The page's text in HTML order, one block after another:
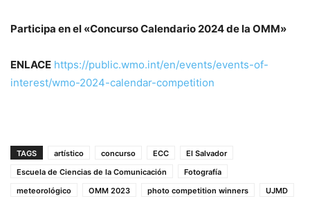
Participa en el «Concurso Calendario 2024 de la OMM»
ENLACE https://public.wmo.int/en/events/events-of-
interest/wmo-2024-calendar-competition
TAGS artístico concurso ECC
El Salvador
Escuela de Ciencias de la Comunicación
Fotografía
meteorológico
OMM 2023 photo competition winners UJMD